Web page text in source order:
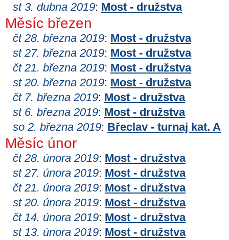
st 3. dubna 2019: Most - družstva
Měsíc březen
čt 28. března 2019: Most - družstva
st 27. března 2019: Most - družstva
čt 21. března 2019: Most - družstva
st 20. března 2019: Most - družstva
čt 7. března 2019: Most - družstva
st 6. března 2019: Most - družstva
so 2. března 2019: Břeclav - turnaj kat. A
Měsíc únor
čt 28. února 2019: Most - družstva
st 27. února 2019: Most - družstva
čt 21. února 2019: Most - družstva
st 20. února 2019: Most - družstva
čt 14. února 2019: Most - družstva
st 13. února 2019: Most - družstva